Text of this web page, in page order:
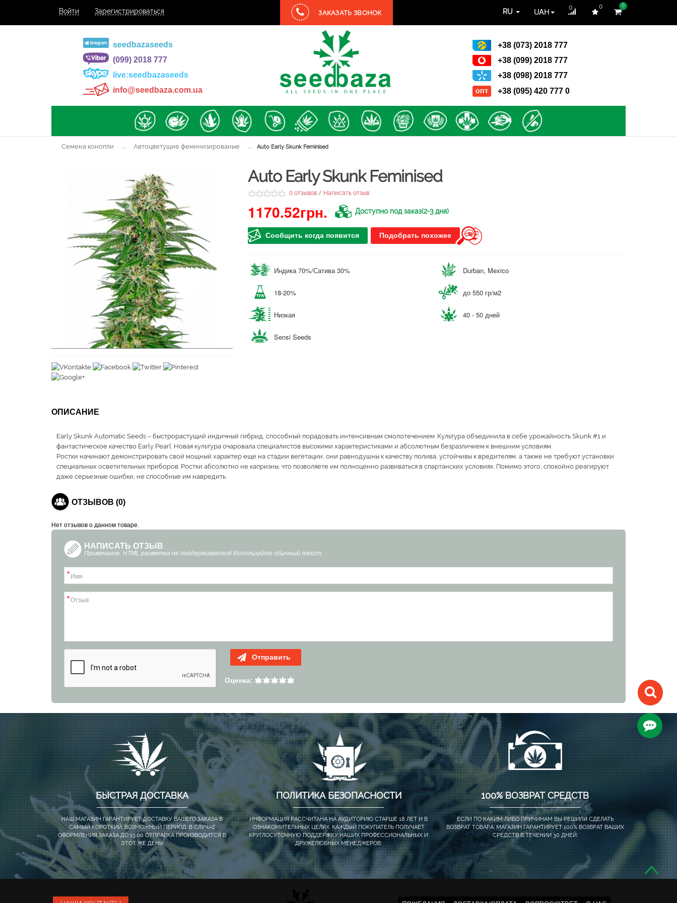
Войти Зарегистрироваться
0
RU UAH 0 0
ЗАКАЗАТЬ ЗВОНОК
seedbazaseeds
(099) 2018 777
live:seedbazaseeds
info@seedbaza.com.ua
+38 (073) 2018 777
+38 (099) 2018 777
+38 (098) 2018 777
+38 (095) 420 777 0
Семена конопли → Автоцветущие феминизированые → Auto Early Skunk Feminised
Auto Early Skunk Feminised
0 отзывов / Написать отзыв
1170.52грн. Доступно под заказ(2-3 дня)
Сообщить когда появится Подобрать похожее
Индика 70%/Сатива 30% Durban, Mexico
18-20% до 550 гр/м2
Низкая 40 - 50 дней
Sensi Seeds
ОПИСАНИЕ
Early Skunk Automatic Seeds – быстрорастущий индичный гибрид, способный порадовать интенсивным смолотечением. Культура объединила в себе урожайность Skunk #1 и
фантастическое качество Early Pearl. Новая культура очаровала специалистов высокими характеристиками и абсолютным безразличием к внешним условиям.
Ростки начинают демонстрировать свой мощный характер еще на стадии вегетации, они равнодушны к качеству полива, устойчивы к вредителям, а также не требуют установки
специальных осветительных приборов. Ростки абсолютно не капризны, что позволяете им полноценно развиваться в спартанских условиях. Помимо этого, спокойно реагируют
даже серьезные ошибки, не способные им навредить.
ОТЗЫВОВ (0)
Нет отзывов о данном товаре.
НАПИСАТЬ ОТЗЫВ
Примечание: HTML разметка не поддерживается! Используйте обычный текст.
Отправить
Оценка:
БЫСТРАЯ ДОСТАВКА
НАШ МАГАЗИН ГАРАНТИРУЕТ ДОСТАВКУ ВАШЕГО ЗАКАЗА В
САМЫЙ КОРОТКИЙ, ВОЗМОЖНЫЙ ПЕРИОД. В СЛУЧАЕ
ОФОРМЛЕНИЯ ЗАКАЗА ДО 13.00 ОТПРАВКА ПРОИЗВОДИТСЯ В
ЭТОТ ЖЕ ДЕНЬ!
ПОЛИТИКА БЕЗОПАСНОСТИ
ИНФОРМАЦИЯ РАССЧИТАНА НА АУДИТОРИЮ СТАРШЕ 18 ЛЕТ И В
ОЗНАКОМИТЕЛЬНЫХ ЦЕЛЯХ. КАЖДЫЙ ПОКУПАТЕЛЬ ПОЛУЧАЕТ
КРУГЛОСУТОЧНУЮ ПОДДЕРЖКУ НАШИХ ПРОФЕССИОНАЛЬНЫХ И
ДРУЖЕЛЮБНЫХ МЕНЕДЖЕРОВ.
100% ВОЗВРАТ СРЕДСТВ
ЕСЛИ ПО КАКИМ ЛИБО ПРИЧИНАМ ВЫ РЕШИЛИ СДЕЛАТЬ
ВОЗВРАТ ТОВАРА, МАГАЗИН ГАРАНТИРУЕТ 100% ВОЗВРАТ ВАШИХ
СРЕДСТВ В ТЕЧЕНИИ 30 ДНЕЙ.